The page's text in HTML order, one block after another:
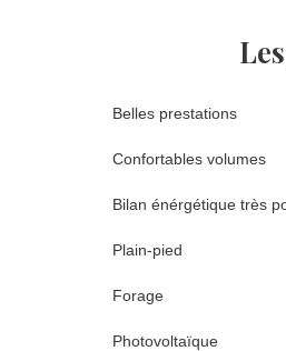
Belles prestations
Confortables volumes
Bilan énérgétique très
Plain-pied
Forage
Photovoltaïque